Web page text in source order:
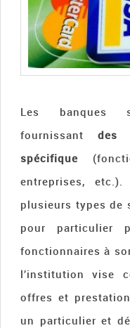
Les banques
fournissantdes
spécifique
entreprises,
plusieurs types de
pour particulier
fonctionnaires à
l’institution vise
offres et
un particulier et